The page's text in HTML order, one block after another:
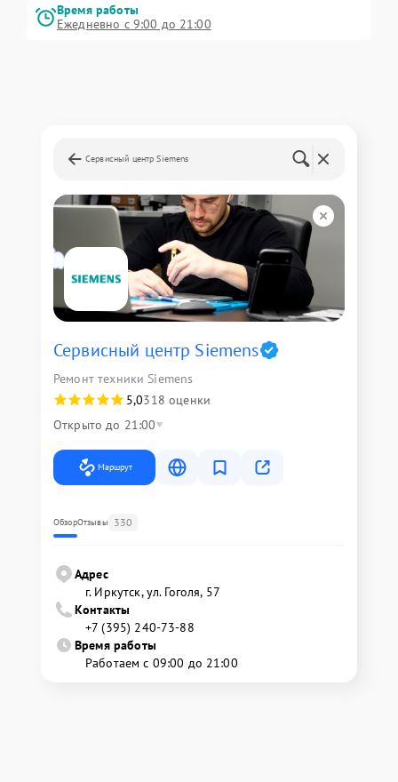
Время работы
Ежедневно с 9:00 до 21:00
Сервисный центр Siemens
Сервисный центр Siemens
Ремонт техники Siemens
5,0318 оценки
Открыто до 21:00
Маршрут
ОбзорОтзывы 330
Адрес
г. Иркутск, ул. ​Гоголя, 57
Контакты
+7 (395) 240-73-88
Время работы
Работаем с 09:00 до 21:00